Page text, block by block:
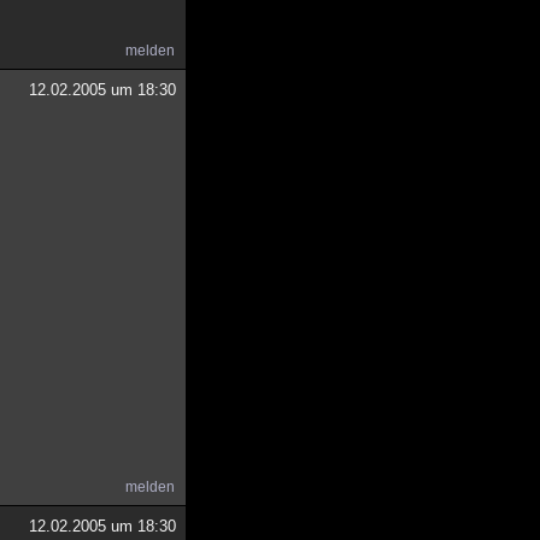
melden
12.02.2005 um 18:30
melden
12.02.2005 um 18:30